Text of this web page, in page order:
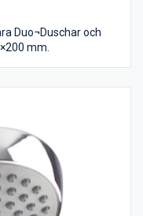
Duo¬Duschar och
mm.